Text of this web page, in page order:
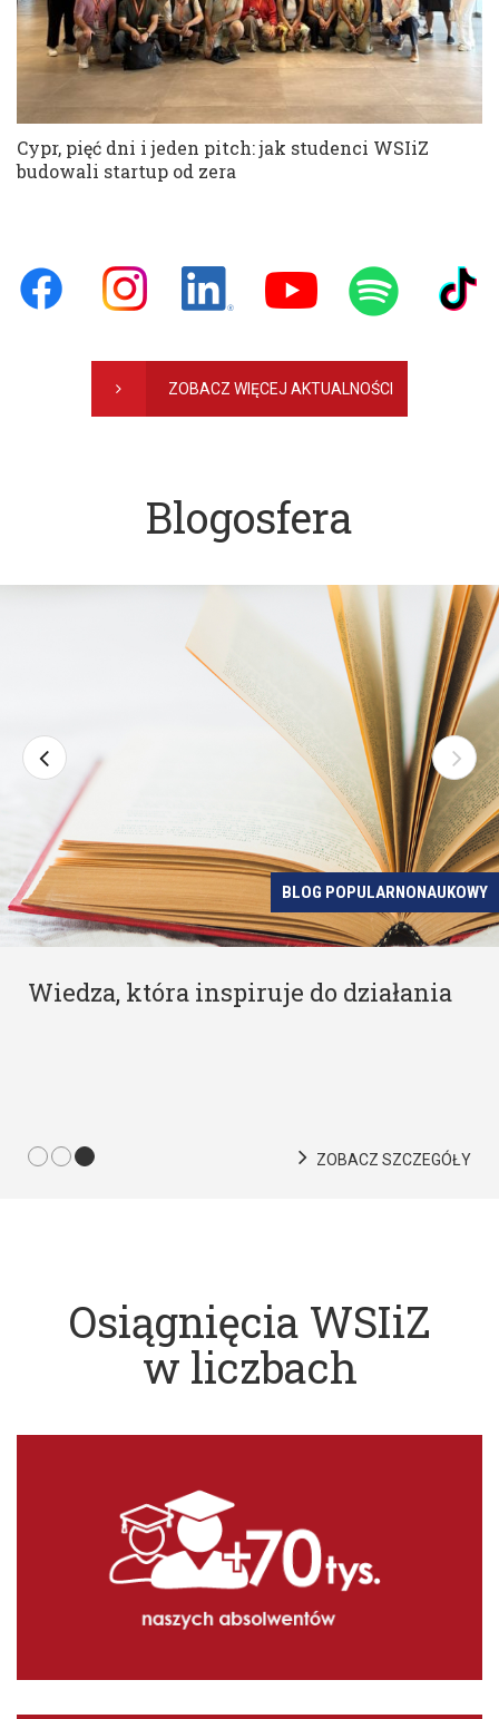
Cypr, pięć dni i jeden pitch: jak studenci WSIiZ
budowali startup od zera
ZOBACZ WIĘCEJ AKTUALNOŚCI
Blogosfera
BLOG POPULARNONAUKOWY
Wiedza, która inspiruje do działania
ZOBACZ SZCZEGÓŁY
Osiągnięcia WSIiZ
w liczbach